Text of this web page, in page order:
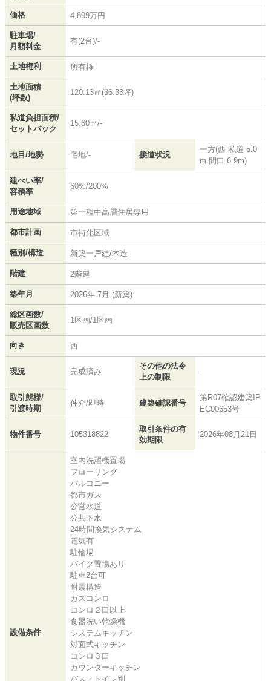
価格 4,899万円
駐車場/
月額料金
有(2台)/-
土地権利 所有権
土地面積
(坪数)
120.13㎡(36.33坪)
私道負担面積/
セットバック
15.60㎡/-
地目/地勢 宅地/- 接道状況
一方(西 私道 5.0
m 間口 6.9m)
建ぺい率/
容積率
60%/200%
用途地域 第一種中高層住居専用
都市計画 市街化区域
種別/構造 新築一戸建/木造
階建 2階建
築年月 2026年 7月 (新築)
総区画数/
販売区画数
1区画/1区画
向き 西
現況 完成済み
その他の法令
上の制限
-
取引態様/
引渡時期
仲介/即時 建築確認番号
第R07確認建築IP
EC00653号
物件番号 105318822
取引条件の有
効期限
2026年08月21日
設備条件
室内洗濯機置場
フローリング
バルコニー
都市ガス
公営水道
公共下水
24時間換気システム
電気有
駐輪場
バイク置場あり
駐車2台可
耐震構造
ガスコンロ
コンロ２口以上
食器洗い乾燥機
システムキッチン
対面式キッチン
コンロ３口
カウンターキッチン
バス・トイレ別